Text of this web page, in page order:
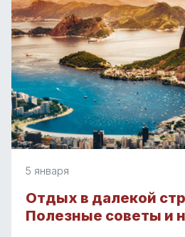
5 января
Отдых в далекой
Полезные советы и